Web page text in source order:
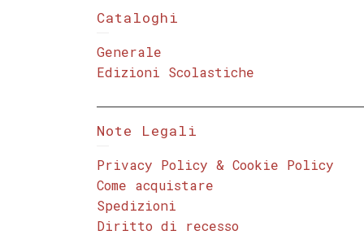
Cataloghi
Generale
Edizioni Scolastiche
Note Legali
Privacy Policy & Cookie Policy
Come acquistare
Spedizioni
Diritto di recesso